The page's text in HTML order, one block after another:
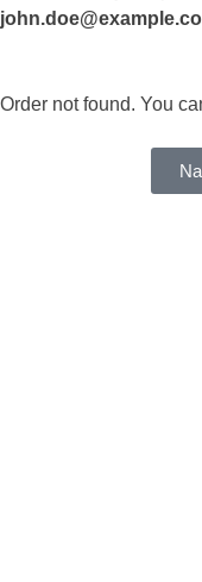
Order not found. You